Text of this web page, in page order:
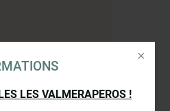
LES VALMERAPEROS !
3 €